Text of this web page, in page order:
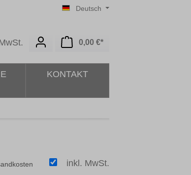
Deutsch
0,00 €*Warenkorb enthält 0
KONTAKT
inkl. MwSt.